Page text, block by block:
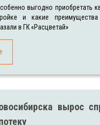
выгодно приобретать
и какие
в ГК «Расцветай»
вырос